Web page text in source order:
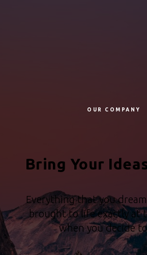
OUR COMPANY
Bring Your
Everything that you
brought to life exactly at
when you decide